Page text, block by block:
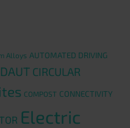
Alloys AUTOMATED DRIVING
CIRCULAR
COMPOST CONNECTIVITY
Electric